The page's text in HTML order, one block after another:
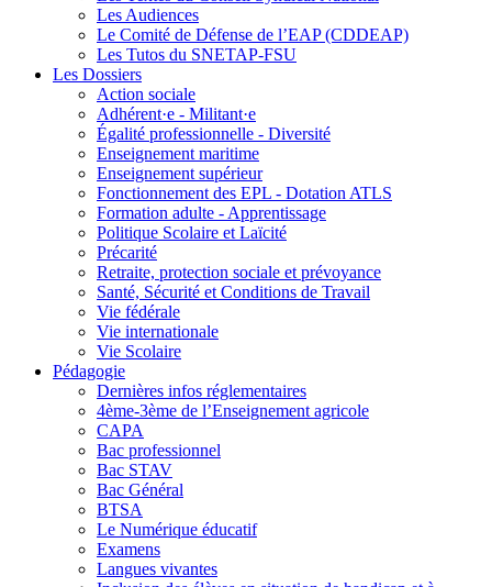
Les Audiences
Le Comité de Défense de l’EAP (CDDEAP)
Les Tutos du SNETAP-FSU
Les Dossiers
Action sociale
Adhérent·e - Militant·e
Égalité professionnelle - Diversité
Enseignement maritime
Enseignement supérieur
Fonctionnement des EPL - Dotation ATLS
Formation adulte - Apprentissage
Politique Scolaire et Laïcité
Précarité
Retraite, protection sociale et prévoyance
Santé, Sécurité et Conditions de Travail
Vie fédérale
Vie internationale
Vie Scolaire
Pédagogie
Dernières infos réglementaires
4ème-3ème de l’Enseignement agricole
CAPA
Bac professionnel
Bac STAV
Bac Général
BTSA
Le Numérique éducatif
Examens
Langues vivantes